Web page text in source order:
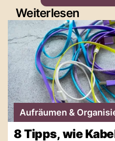
Weiterlesen
Aufräumen &
8 Tipps, wie